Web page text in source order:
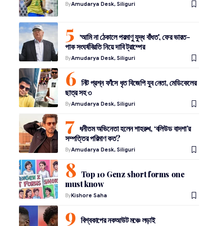
ByAmudarya Desk, Siliguri
‘আমি না ঠেকালে পরমাণু যুদ্ধ বাঁধত’, ফের ভারত-
পাক সংঘর্ষবিরতি নিয়ে দাবি ট্রাম্পের
ByAmudarya Desk, Siliguri
নিট প্রশ্ন ফাঁসে ধৃত বিজেপি যুব নেতা, মেডিকেলের
ছাত্র সহ ৩
ByAmudarya Desk, Siliguri
ধনীতম অভিনেতা হলেন শাহরুখ, ‘বলিউড বাদশা’র
সম্পত্তির পরিমাণ কত?
ByAmudarya Desk, Siliguri
Top 10 Genz short forms one
must know
ByKishore Saha
বিশ্বকাপের নকআউট মঞ্চে লড়াই